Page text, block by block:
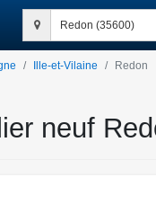
Redon (35600)
Ille-et-Vilaine Redon
neuf